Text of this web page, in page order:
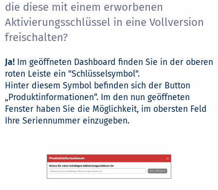
die diese mit einem erworbenen
Aktivierungsschlüssel in eine Vollversion
freischalten?
Ja! Im geöffneten Dashboard finden Sie in der oberen
roten Leiste ein "Schlüsselsymbol".
Hinter diesem Symbol befinden sich der Button
„Produktinformationen“. Im den nun geöffneten
Fenster haben Sie die Möglichkeit, im obersten Feld
Ihre Seriennummer einzugeben.